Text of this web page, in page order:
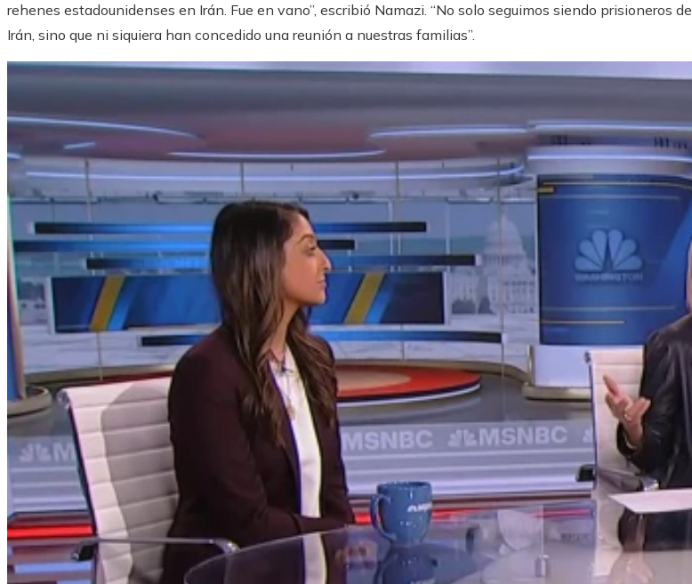
rehenes estadounidenses en Irán. Fue en vano”, escribió Namazi. “No solo seguimos siendo prisioneros de
Irán, sino que ni siquiera han concedido una reunión a nuestras familias”.